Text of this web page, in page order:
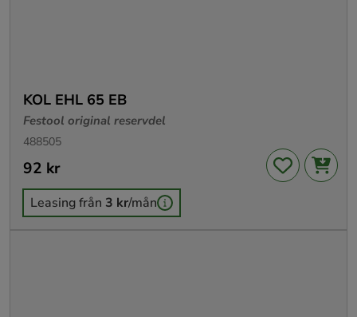
KOL EHL 65 EB
Festool original reservdel
488505
Pris :92 kr
92 kr
Leasing från 3 kr/mån